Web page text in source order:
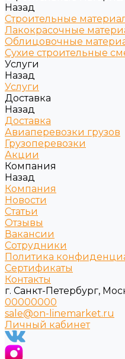
Назад
Строительные
Лакокрасочные
Облицовочные
Сухие строительные
Услуги
Назад
Услуги
Доставка
Назад
Доставка
Авиаперевозки грузов
Грузоперевозки
Акции
Компания
Назад
Компания
Новости
Статьи
Отзывы
Вакансии
Сотрудники
Политика
Сертификаты
Контакты
г. Санкт-Петербург,
00000000
sale@on-linemarket.ru
Личный кабинет